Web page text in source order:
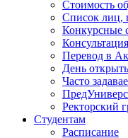
Стоимость
Список лиц,
Конкурсные
Перевод в
День
Часто
Ректорский
Студентам
Расписание